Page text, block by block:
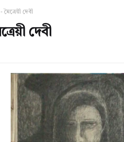
মৈত্রেয়ী দেবী
দেবী